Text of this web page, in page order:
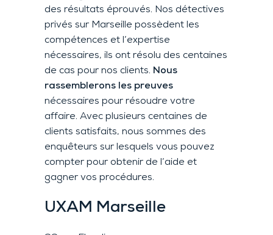
des résultats éprouvés. Nos détectives
privés sur Marseille possèdent les
compétences et l’expertise
nécessaires, ils ont résolu des centaines
de cas pour nos clients. Nous
rassemblerons les preuves
nécessaires pour résoudre votre
affaire. Avec plusieurs centaines de
clients satisfaits, nous sommes des
enquêteurs sur lesquels vous pouvez
compter pour obtenir de l’aide et
gagner vos procédures.
UXAM Marseille